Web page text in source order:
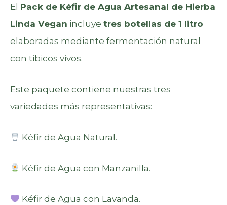
El Pack de Kéfir de Agua Artesanal de Hierba
Linda Vegan incluye tres botellas de 1 litro
elaboradas mediante fermentación natural
con tibicos vivos.
Este paquete contiene nuestras tres
variedades más representativas:
Kéfir de Agua Natural.
Kéfir de Agua con Manzanilla.
Kéfir de Agua con Lavanda.